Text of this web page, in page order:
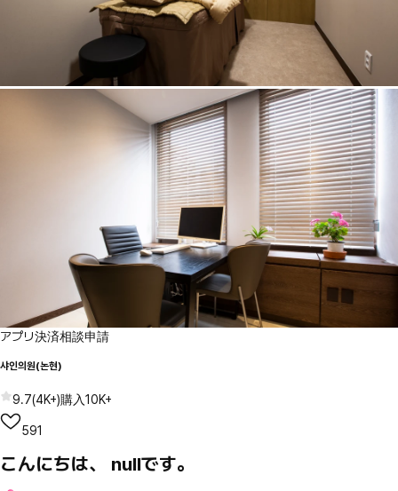
アプリ決済相談申請
샤인의원(논현)
9.7(4K+)購入10K+
591
こんにちは、 nullです。